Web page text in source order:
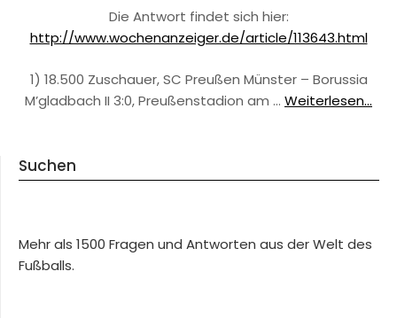
Die Antwort findet sich hier:
http://www.wochenanzeiger.de/article/113643.html
1) 18.500 Zuschauer, SC Preußen Münster – Borussia
M’gladbach II 3:0, Preußenstadion am … Weiterlesen...
Suchen
Mehr als 1500 Fragen und Antworten aus der Welt des
Fußballs.